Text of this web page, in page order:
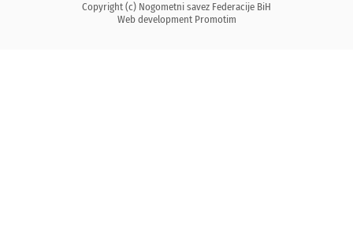
Copyright (c) Nogometni savez Federacije BiH
Web development Promotim